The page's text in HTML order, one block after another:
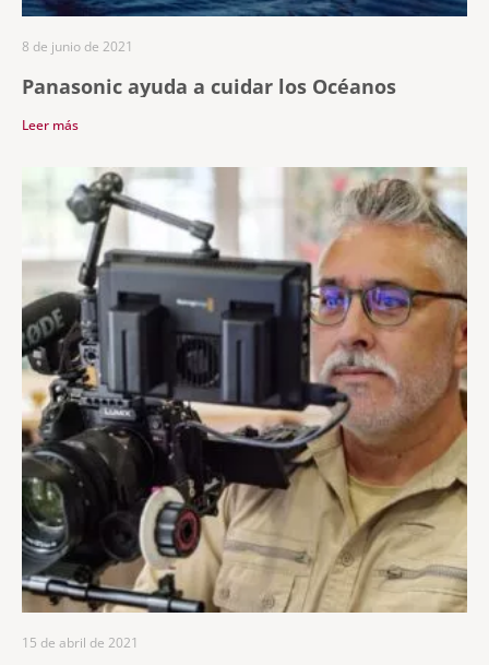
Panasonic ayuda a cuidar los Océanos
8 de junio de 2021
Leer más
15 de abril de 2021